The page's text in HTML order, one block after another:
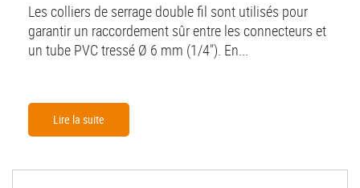
Les colliers de serrage double fil sont utilisés pour
garantir un raccordement sûr entre les connecteurs et
un tube PVC tressé Ø 6 mm (1/4"). En...
Lire la suite